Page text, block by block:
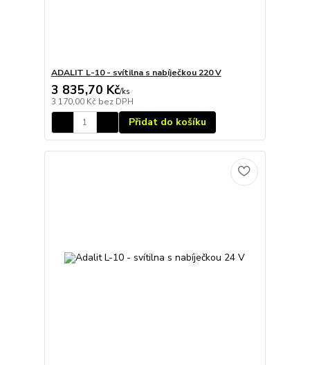
ADALIT L-10 - svítilna s nabíječkou 220 V
3 835,70 Kč/ks
3 170,00 Kč bez DPH
Přidat do košíku